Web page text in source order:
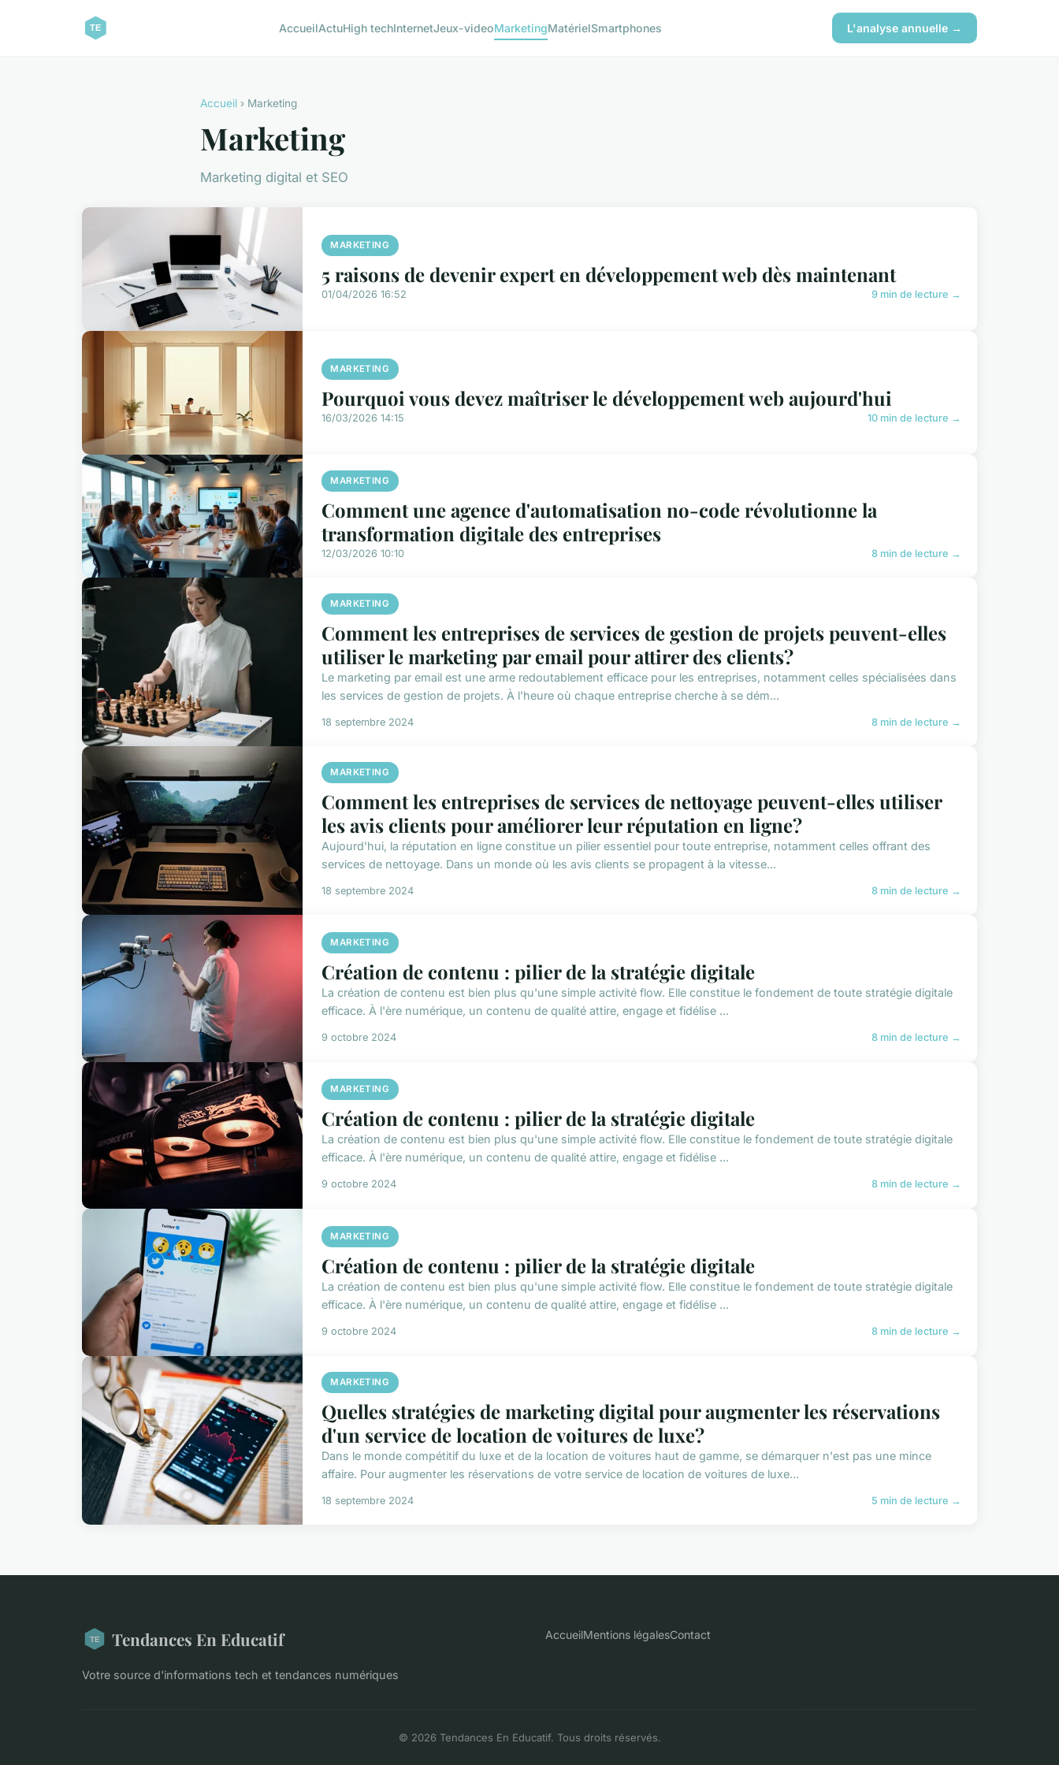
AccueilActuHigh techInternetJeux-videoMarketingMatérielSmartphones L'analyse annuelle →
Accueil › Marketing
Marketing
Marketing digital et SEO
MARKETING
5 raisons de devenir expert en développement web dès maintenant
01/04/2026 16:52 9 min de lecture →
MARKETING
Pourquoi vous devez maîtriser le développement web aujourd'hui
16/03/2026 14:15 10 min de lecture →
MARKETING
Comment une agence d'automatisation no-code révolutionne la
transformation digitale des entreprises
12/03/2026 10:10 8 min de lecture →
MARKETING
Comment les entreprises de services de gestion de projets peuvent-elles
utiliser le marketing par email pour attirer des clients?
Le marketing par email est une arme redoutablement efficace pour les entreprises, notamment celles spécialisées dans
les services de gestion de projets. À l'heure où chaque entreprise cherche à se dém...
18 septembre 2024 8 min de lecture →
MARKETING
Comment les entreprises de services de nettoyage peuvent-elles utiliser
les avis clients pour améliorer leur réputation en ligne?
Aujourd'hui, la réputation en ligne constitue un pilier essentiel pour toute entreprise, notamment celles offrant des
services de nettoyage. Dans un monde où les avis clients se propagent à la vitesse...
18 septembre 2024 8 min de lecture →
MARKETING
Création de contenu : pilier de la stratégie digitale
La création de contenu est bien plus qu'une simple activité flow. Elle constitue le fondement de toute stratégie digitale
efficace. À l'ère numérique, un contenu de qualité attire, engage et fidélise ...
9 octobre 2024 8 min de lecture →
MARKETING
Création de contenu : pilier de la stratégie digitale
La création de contenu est bien plus qu'une simple activité flow. Elle constitue le fondement de toute stratégie digitale
efficace. À l'ère numérique, un contenu de qualité attire, engage et fidélise ...
9 octobre 2024 8 min de lecture →
MARKETING
Création de contenu : pilier de la stratégie digitale
La création de contenu est bien plus qu'une simple activité flow. Elle constitue le fondement de toute stratégie digitale
efficace. À l'ère numérique, un contenu de qualité attire, engage et fidélise ...
9 octobre 2024 8 min de lecture →
MARKETING
Quelles stratégies de marketing digital pour augmenter les réservations
d'un service de location de voitures de luxe?
Dans le monde compétitif du luxe et de la location de voitures haut de gamme, se démarquer n'est pas une mince
affaire. Pour augmenter les réservations de votre service de location de voitures de luxe...
18 septembre 2024 5 min de lecture →
Tendances En Educatif
Votre source d'informations tech et tendances numériques
AccueilMentions légalesContact
© 2026 Tendances En Educatif. Tous droits réservés.